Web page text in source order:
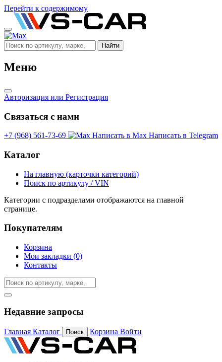
Перейти к содержимому
Найти
Меню
Авторизация или Регистрация
Связаться с нами
+7 (968) 561-73-69 Написать в Max Написать в Telegram
Каталог
На главную (карточки категорий)
Поиск по артикулу / VIN
Категории с подразделами отображаются на главной
странице.
Покупателям
Корзина
Мои закладки (0)
Контакты
Недавние запросы
Главная Каталог Поиск Корзина Войти